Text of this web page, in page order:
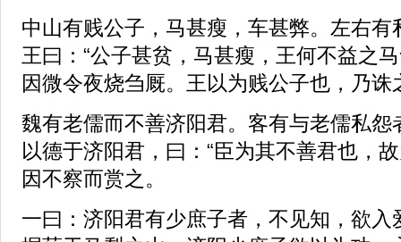
中山有贱公子，马甚瘦，车甚弊。左右有
王曰：“公子甚贫，马甚瘦，王何不益之
因微令夜烧刍厩。王以为贱公子也，乃诛
魏有老儒而不善济阳君。客有与老儒私怨
以德于济阳君，曰：“臣为其不善君也，
因不察而赏之。
一曰：济阳君有少庶子者，不见知，欲入